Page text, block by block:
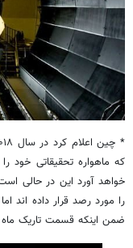
که ماهواره تحقیقاتی خود
خواهد آورد این در حالی
را مورد رصد قرار داده اند
ضمن اینکه قسمت تاریک